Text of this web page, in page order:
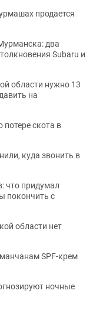
продается
два
Subaru и
области нужно 13
на
скота в
куда звонить в
что придумал
покончить с
области нет
SPF-крем
ночные